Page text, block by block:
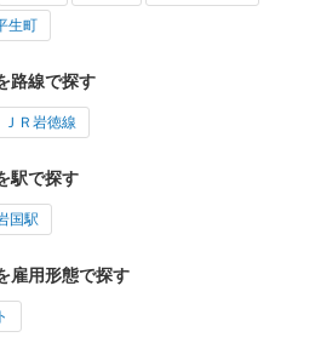
生町
路線で探す
ＪＲ岩徳線
駅で探す
国駅
雇用形態で探す